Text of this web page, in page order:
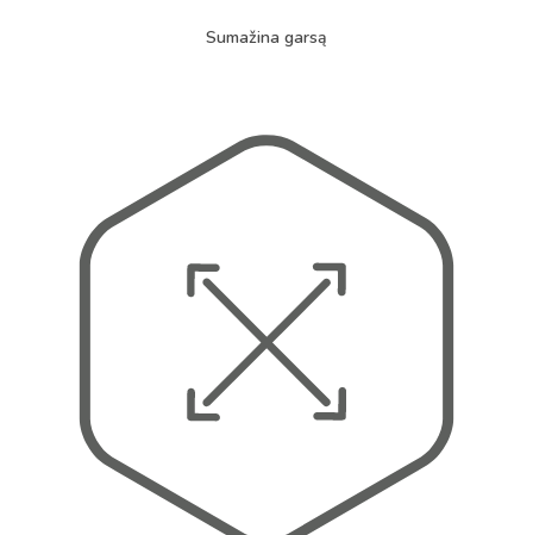
Sumažina garsą